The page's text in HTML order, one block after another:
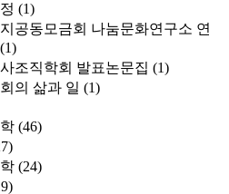
(1)
공동모금회 나눔문화연구소 연
(1)
조직학회 발표논문집 (1)
의 삶과 일 (1)
(46)
(24)